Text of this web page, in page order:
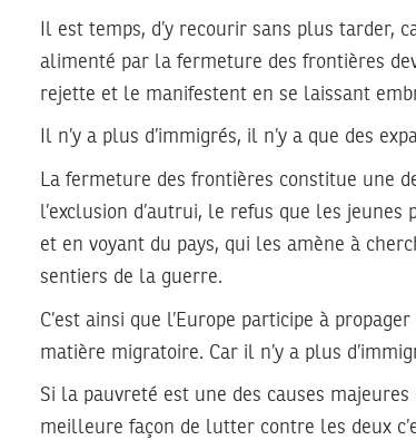
Il est temps, d’y recourir sans plus tarder,
alimenté par la fermeture des frontières
rejette et le manifestent en se laissant
Il n’y a plus d’immigrés, il n’y a que des
La fermeture des frontières constitue une
l’exclusion d’autrui, le refus que les
et en voyant du pays, qui les amène à
sentiers de la guerre.
C’est ainsi que l’Europe participe à
matière migratoire. Car il n’y a plus
Si la pauvreté est une des causes
meilleure façon de lutter contre les deux